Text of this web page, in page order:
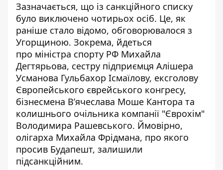
Зазначається, що із санкційного списку
було виключено чотирьох осіб. Це, як
раніше стало відомо, обговорювалося з
Угорщиною. Зокрема, йдеться
про міністра спорту РФ Михайла
Дегтярьова, сестру підприємця Алішера
Усманова Гульбахор Ісмаїлову, ексголову
Європейського єврейського конгресу,
бізнесмена В’ячеслава Моше Кантора та
колишнього очільника компанії "Єврохім"
Володимира Рашевського. Ймовірно,
олігарха Михайла Фрідмана, про якого
просив Будапешт, залишили
підсанкційним.